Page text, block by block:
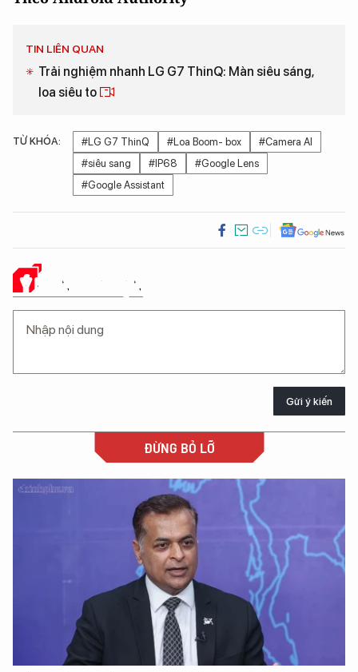
TIN LIÊN QUAN
Trải nghiệm nhanh LG G7 ThinQ: Màn siêu sáng,
loa siêu to
TỪ KHÓA: #LG G7 ThinQ #Loa Boom- box
#Camera AI
#siêu sang
#IP68
#Google Lens
#Google Assistant
Ý KIẾN CỦA BẠN
Gửi ý kiến
ĐỪNG BỎ LỠ